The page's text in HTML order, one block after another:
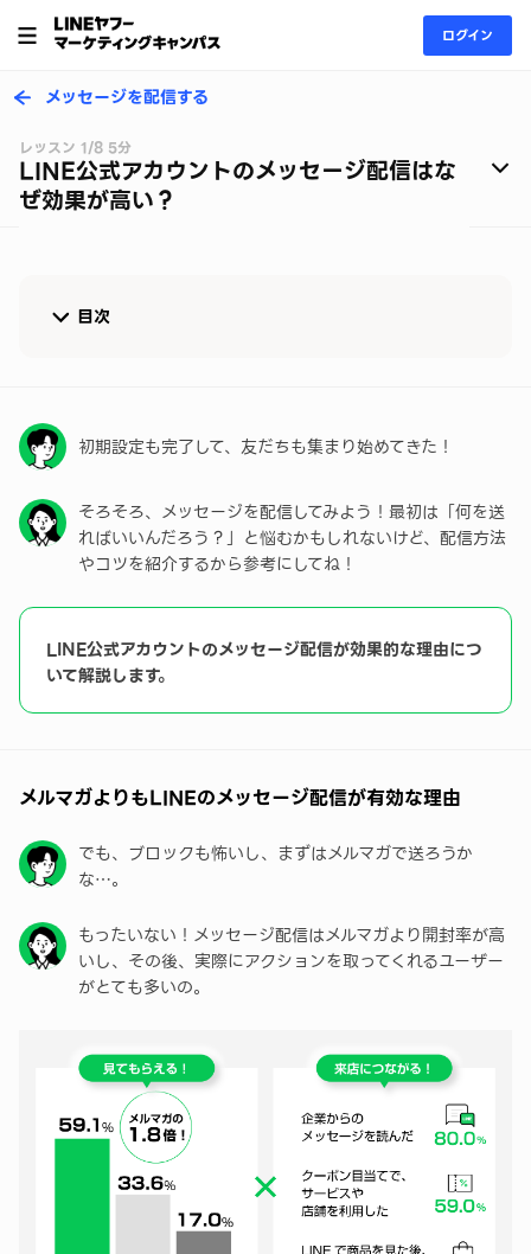
ログイン
メッセージを配信する
レッスン 1/8 5分
LINE公式アカウントのメッセージ配信はな
ぜ効果が高い？
目次
アカウント開設直後の方におすすめ！はじめの1歩セ
ット
初期設定も完了して、友だちも集まり始めてきた！
そろそろ、メッセージを配信してみよう！最初は「何を送
ればいいんだろう？」と悩むかもしれないけど、配信方法
やコツを紹介するから参考にしてね！
LINE公式アカウントのメッセージ配信が効果的な理由につ
いて解説します。
メルマガよりもLINEのメッセージ配信が有効な理由
でも、ブロックも怖いし、まずはメルマガで送ろうか
な…。
もったいない！メッセージ配信はメルマガより開封率が高
いし、その後、実際にアクションを取ってくれるユーザー
がとても多いの。